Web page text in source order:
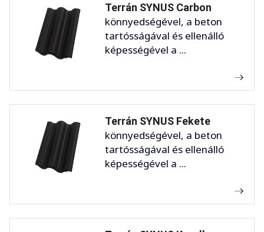
Terrán SYNUS Carbon
könnyedségével, a beton
tartósságával és ellenálló
képességével a ...
Terrán SYNUS Fekete
könnyedségével, a beton
tartósságával és ellenálló
képességével a ...